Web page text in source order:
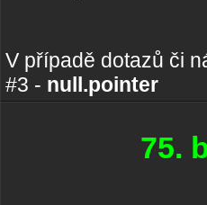
V případě dotazů či
#3 - null.pointer
75.